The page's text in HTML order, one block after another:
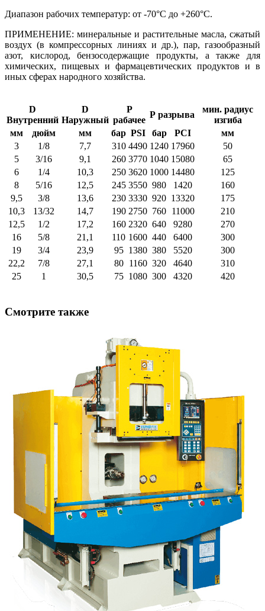
Диапазон рабочих температур: от -70°С до +260°С.
ПРИМЕНЕНИЕ: минеральные и растительные масла, сжатый
воздух (в компрессорных линиях и др.), пар, газообразный
азот, кислород, бензосодержащие продукты, а также для
химических, пищевых и фармацевтических продуктов и в
иных сферах народного хозяйства.
D
Внутренний
D
Наружный
P
рабачее
Р разрыва
мин. радиус
изгиба
мм
дюйм мм бар PSI бар PCI
мм
3
1/8 7,7 310 4490 1240 17960
50
5
3/16 9,1 260 3770 1040 15080
65
6
1/4 10,3 250 3620 1000 14480
125
8
5/16 12,5 245 3550 980 1420
160
9,5
3/8 13,6 230 3330 920 13320
175
10,3
13/32 14,7 190 2750 760 11000
210
12,5
1/2 17,2 160 2320 640 9280
270
16
5/8 21,1 110 1600 440 6400
300
19
3/4 23,9 95 1380 380 5520
300
22,2
7/8 27,1 80 1160 320 4640
310
25
1 30,5 75 1080 300 4320 420
Смотрите также